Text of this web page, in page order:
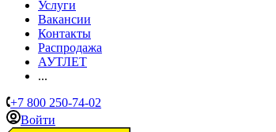
Услуги
Вакансии
Контакты
Распродажа
АУТЛЕТ
...
+7 800 250-74-02
Войти